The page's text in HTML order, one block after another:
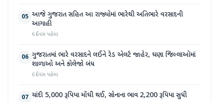
05 આજે ગુજરાત સહિત આ રાજ્યોમાં ભારેથી અતિભારે વરસાદની
આગાહી
6 દિવસ પહેલા
06 ગુજરાતમાં ભારે વરસાદને લઈને રેડ એલર્ટ જાહેર, ઘણા જિલ્લાઓમાં
શાળાઓ અને કોલેજો બંધ
6 દિવસ પહેલા
07 ચાંદી 5,000 રૂપિયા મોંઘી થઈ, સોનાના ભાવ 2,200 રૂપિયા સુધી